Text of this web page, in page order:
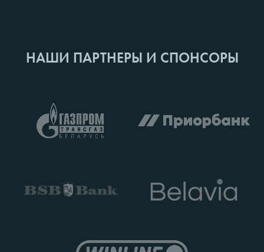
НАШИ ПАРТНЕРЫ И СПОНСОРЫ